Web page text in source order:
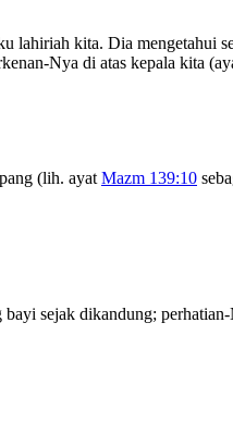
kita. Dia mengetahui
Nya di atas kepala kita
(lih. ayatMazm 139:10
sejak dikandung;